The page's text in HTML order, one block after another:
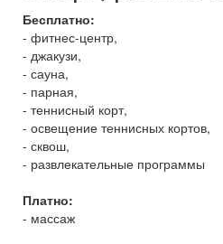
Бесплатно:
- фитнес-центр,
- джакузи,
- сауна,
- парная,
- теннисный корт,
- освещение теннисных кортов,
- сквош,
- развлекательные программы
Платно:
- массаж